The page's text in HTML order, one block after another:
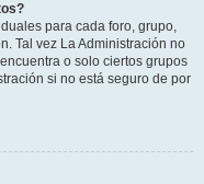
para cada foro, grupo,
Tal vez La Administración no
o solo ciertos grupos
si no está seguro de por